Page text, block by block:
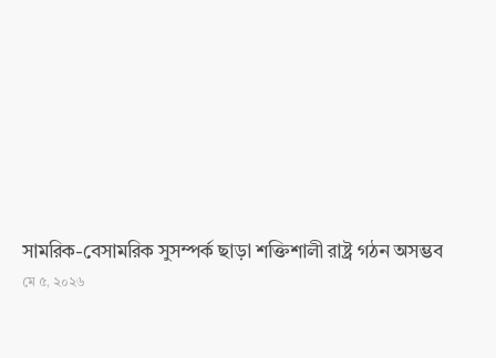
সামরিক-বেসামরিক সুসম্পর্ক ছাড়া শক্তিশালী রাষ্ট্র গঠন অসম্ভব
মে ৫, ২০২৬